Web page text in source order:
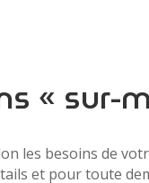
« sur-
les besoins de
et pour toute